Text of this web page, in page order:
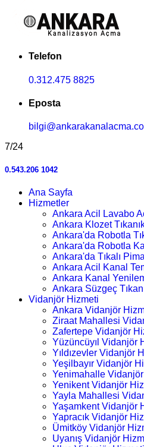
Telefon
0.312.475 8825
Eposta
7/24
0.543.206 1042
Ana Sayfa
Hizmetler
Ankara Acil Lavabo
Ankara Klozet
Ankara'da Robotla
Ankara'da Robotla
Ankara'da Tıkalı
Ankara Acil Kanal
Ankara Kanal
Ankara Süzgeç
Vidanjör Hizmeti
Ankara Vidanjör
Ziraat Mahallesi
Zafertepe Vidanjör
Yüzüncüyıl Vidanjör
Yıldızevler Vidanjör
Yeşilbayır Vidanjör
Yenimahalle
Yenikent Vidanjör
Yayla Mahallesi
Yaşamkent Vidanjör
Yapracık Vidanjör
Ümitköy Vidanjör
Uyanış Vidanjör